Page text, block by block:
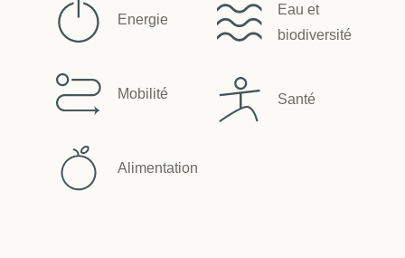
Energie
Mobilité
Alimentation
Eau et
biodiversité
Santé